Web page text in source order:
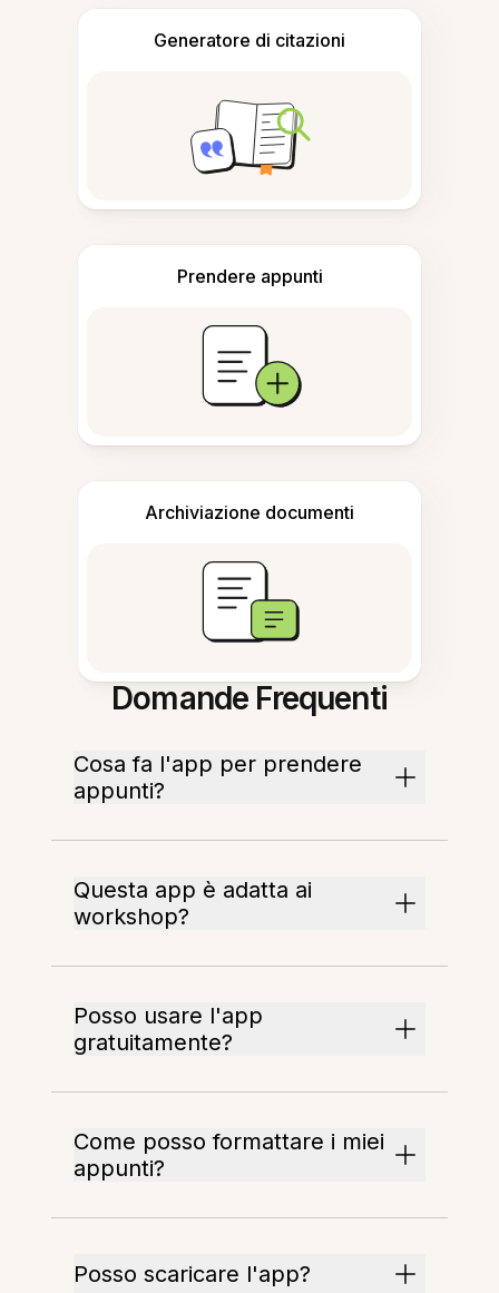
Generatore di citazioni
Prendere appunti
Archiviazione documenti
Domande Frequenti
Cosa fa l'app per prendere
appunti?
Questa app è adatta ai
workshop?
Posso usare l'app
gratuitamente?
Come posso formattare i miei
appunti?
Posso scaricare l'app?